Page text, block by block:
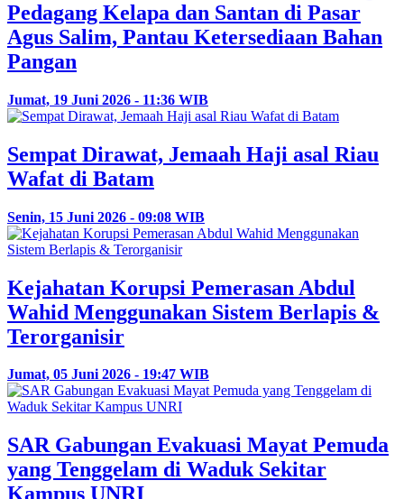
Pedagang Kelapa dan Santan di Pasar
Agus Salim, Pantau Ketersediaan Bahan
Pangan
Jumat, 19 Juni 2026 - 11:36 WIB
Sempat Dirawat, Jemaah Haji asal Riau
Wafat di Batam
Senin, 15 Juni 2026 - 09:08 WIB
Kejahatan Korupsi Pemerasan Abdul
Wahid Menggunakan Sistem Berlapis &
Terorganisir
Jumat, 05 Juni 2026 - 19:47 WIB
SAR Gabungan Evakuasi Mayat Pemuda
yang Tenggelam di Waduk Sekitar
Kampus UNRI